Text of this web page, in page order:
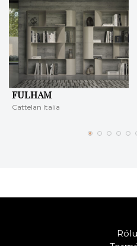
FULHAM
Cattelan Italia